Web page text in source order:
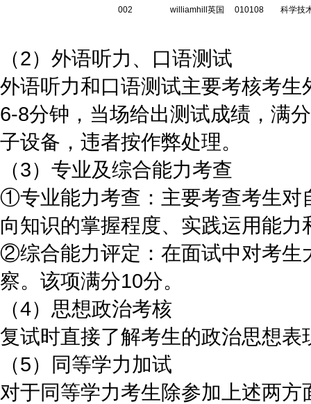
002 williamhill英国 010108 科学技
（2）外语听力、口语测试
外语听力和口语测试主要考核考
6-8分钟，当场给出测试成绩，满
子设备，违者按作弊处理。
（3）专业及综合能力考查
①专业能力考查：主要考查考生对
向知识的掌握程度、实践运用能
②综合能力评定：在面试中对考生
察。该项满分10分。
（4）思想政治考核
复试时直接了解考生的政治思想
（5）同等学力加试
对于同等学力考生除参加上述两